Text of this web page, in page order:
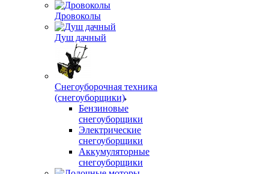
Дровоколы
Душ дачный
Снегоуборочная техника
(снегоуборщики)
Бензиновые
снегоуборщики
Электрические
снегоуборщики
Аккумуляторные
снегоуборщики